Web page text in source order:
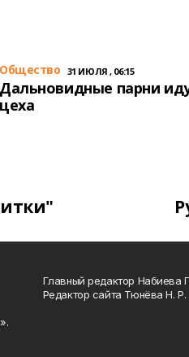
Общество 31 ИЮЛЯ , 06:15
Дальновидные парни
цеха
Главный редактор Набиева
Редактор сайта Тюнёва Н. Р.